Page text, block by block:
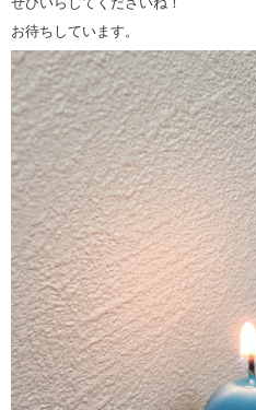
お待ちしています。